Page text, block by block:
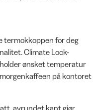
termokkoppen for deg
Climate Lock-
ønsket temperatur
på kontoret
avrundet kant gjør